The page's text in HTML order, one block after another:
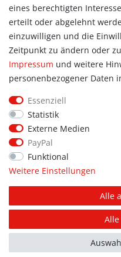
Allgemein
Kontakt
Datenschutzerklärung
AGB
Impressum
Informationen für Vereine
Informationen zur
Newsletter-Anmeldung
© Copyright 2026 | Alle
Unsere Shopmarken:
FACEBOOK
eines berechtigten
erteilt oder abgelehnt
einzuwilligen und die
Zeitpunkt zu ändern oder
Impressum und weitere
personenbezogener Daten
Essenziell
Statistik
Externe Medien
PayPal
Funktional
Weitere Einstellungen
Alle